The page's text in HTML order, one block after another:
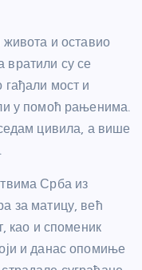
и оставио
су се
гађали мост и
у помоћ рањенима.
цивила, а више
Срба из
за матицу, већ
као и споменик
и данас опомиње